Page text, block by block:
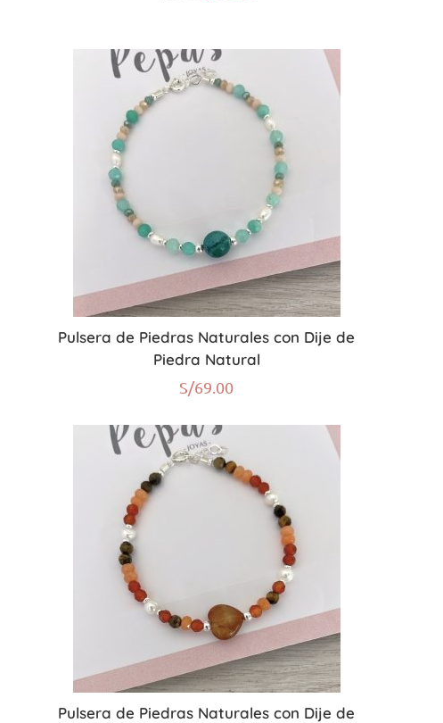
Pulsera de Piedras Naturales con Dije de
Piedra Natural
S/69.00
Pulsera de Piedras Naturales con Dije de